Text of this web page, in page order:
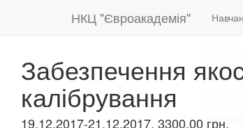
НКЦ "Євроакадемія"
Забезпечення
калібрування
19.12.2017-21.12.2017, 3300.00 грн.